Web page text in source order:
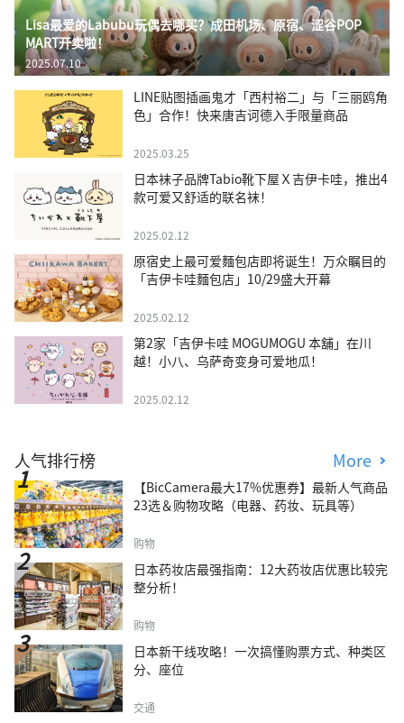
Lisa最爱的Labubu玩偶去哪买？成田机场、原宿、涩谷POP
MART开卖啦！
2025.07.10
LINE贴图插画鬼才「西村裕二」与「三丽鸥角
色」合作！快来唐吉诃德入手限量商品
2025.03.25
日本袜子品牌Tabio靴下屋Ｘ吉伊卡哇，推出4
款可爱又舒适的联名袜！
2025.02.12
原宿史上最可爱麵包店即将诞生！万众瞩目的
「吉伊卡哇麵包店」10/29盛大开幕
2025.02.12
第2家「吉伊卡哇 MOGUMOGU 本舖」在川
越！小八、乌萨奇变身可爱地瓜！
2025.02.12
人气排行榜 More
【BicCamera最大17%优惠券】最新人气商品
23选＆购物攻略（电器、药妆、玩具等）
购物
日本药妆店最强指南：12大药妆店优惠比较完
整分析！
购物
日本新干线攻略！一次搞懂购票方式、种类区
分、座位
交通